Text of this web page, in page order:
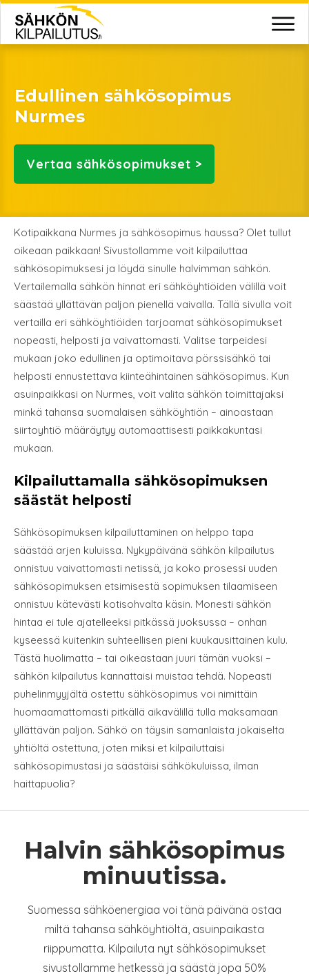
Edullinen sähkösopimus
Nurmes
Vertaa sähkösopimukset >
Kotipaikkana Nurmes ja sähkösopimus haussa? Olet tullut
oikeaan paikkaan! Sivustollamme voit kilpailuttaa
sähkösopimuksesi ja löydä sinulle halvimman sähkön.
Vertailemalla sähkön hinnat eri sähköyhtiöiden välillä voit
säästää yllättävän paljon pienellä vaivalla. Tällä sivulla voit
vertailla eri sähköyhtiöiden tarjoamat sähkösopimukset
nopeasti, helposti ja vaivattomasti. Valitse tarpeidesi
mukaan joko edullinen ja optimoitava pörssisähkö tai
helposti ennustettava kiinteähintainen sähkösopimus. Kun
asuinpaikkasi on Nurmes, voit valita sähkön toimittajaksi
minkä tahansa suomalaisen sähköyhtiön – ainoastaan
siirtoyhtiö määräytyy automaattisesti paikkakuntasi
mukaan.
Kilpailuttamalla sähkösopimuksen
säästät helposti
Sähkösopimuksen kilpailuttaminen on helppo tapa
säästää arjen kuluissa. Nykypäivänä sähkön kilpailutus
onnistuu vaivattomasti netissä, ja koko prosessi uuden
sähkösopimuksen etsimisestä sopimuksen tilaamiseen
onnistuu kätevästi kotisohvalta käsin. Monesti sähkön
hintaa ei tule ajatelleeksi pitkässä juoksussa – onhan
kyseessä kuitenkin suhteellisen pieni kuukausittainen kulu.
Tästä huolimatta – tai oikeastaan juuri tämän vuoksi –
sähkön kilpailutus kannattaisi muistaa tehdä. Nopeasti
puhelinmyyjältä ostettu sähkösopimus voi nimittäin
huomaamattomasti pitkällä aikavälillä tulla maksamaan
yllättävän paljon. Sähkö on täysin samanlaista jokaiselta
yhtiöltä ostettuna, joten miksi et kilpailuttaisi
sähkösopimustasi ja säästäisi sähkökuluissa, ilman
haittapuolia?
Halvin sähkösopimus
minuutissa.
Suomessa sähköenergiaa voi tänä päivänä ostaa
miltä tahansa sähköyhtiöltä, asuinpaikasta
riippumatta. Kilpailuta nyt sähkösopimukset
sivustollamme hetkessä ja säästä jopa 50%